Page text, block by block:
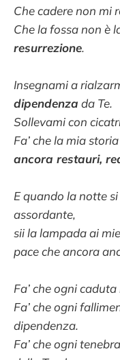
Che cadere non mi
Che la fossa non è
resurrezione.
Insegnami a
dipendenza da Te.
Sollevami con
Fa’ che la mia
ancora restauri,
E quando la notte
assordante,
sii la lampada ai
pace che ancora
Fa’ che ogni
Fa’ che ogni
dipendenza.
Fa’ che ogni